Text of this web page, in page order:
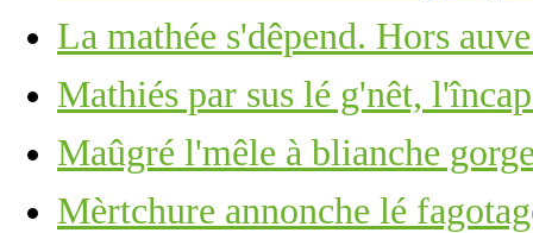
La mathée s'dêpend. Hors
Mathiés par sus lé g'nêt,
Maûgré l'mêle à blianche
Mèrtchure annonche lé